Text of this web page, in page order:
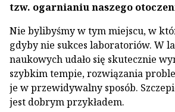
tzw. ogarnianiu naszego
Nie bylibyśmy w tym miejscu, w
gdyby nie sukces laboratoriów. W
naukowych udało się skutecznie
szybkim tempie, rozwiązania
je w przewidywalny sposób.
jest dobrym przykładem.